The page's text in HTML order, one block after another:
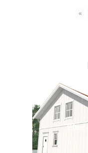
«
Efter